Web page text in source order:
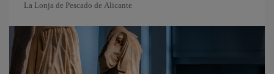
La Lonja de Pescado de Alicante